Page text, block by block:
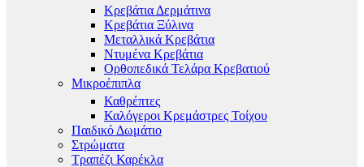
Κρεβάτια Δερμάτινα
Κρεβάτια Ξύλινα
Μεταλλικά Κρεβάτια
Ντυμένα Κρεβάτια
Ορθοπεδικά Τελάρα Κρεβατιού
Μικροέπιπλα
Καθρέπτες
Καλόγεροι Κρεμάστρες Τοίχου
Παιδικό Δωμάτιο
Στρώματα
Τραπέζι Καρέκλα